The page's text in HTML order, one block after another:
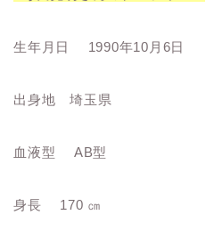
生年月日 1990年10月6日
出身地 埼玉県
血液型 AB型
身長 170 ㎝